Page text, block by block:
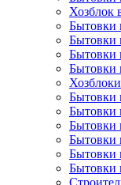
Хозблок
Бытовки
Бытовки
Бытовки
Бытовки
Бытовки
Бытовки
Бытовки
Бытовки
Бытовки